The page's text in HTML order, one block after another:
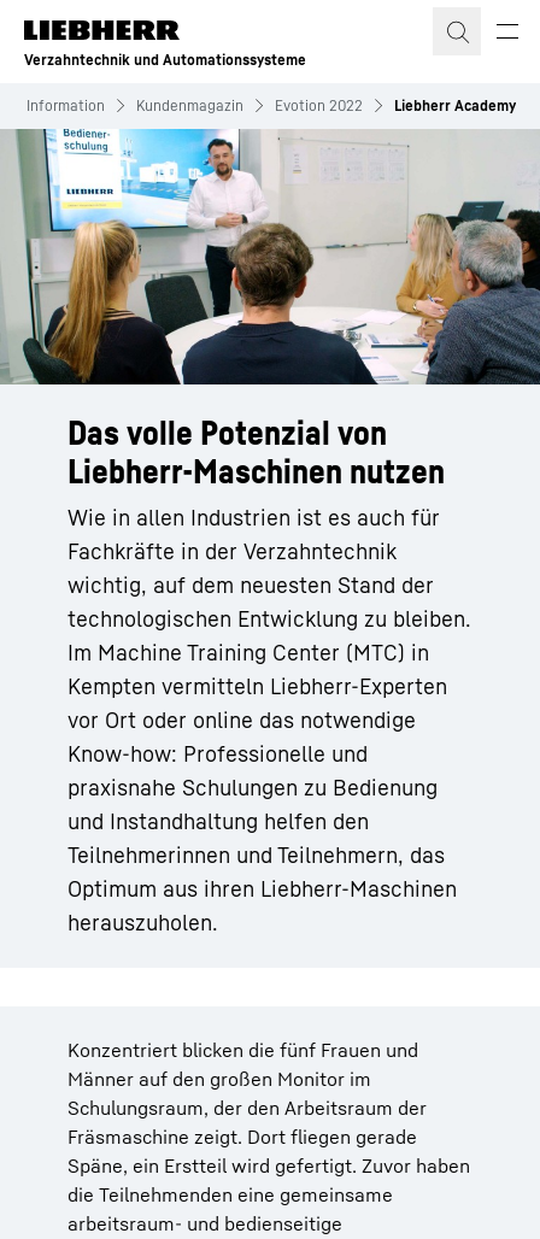
Zum Inhalt springen
Verzahntechnik und Automationssysteme
Information Kundenmagazin Evotion 2022 Liebherr Academy
Das volle Potenzial von
Liebherr-Maschinen nutzen
Wie in allen Industrien ist es auch für
Fachkräfte in der Verzahntechnik
wichtig, auf dem neuesten Stand der
technologischen Entwicklung zu bleiben.
Im Machine Training Center (MTC) in
Kempten vermitteln Liebherr-Experten
vor Ort oder online das notwendige
Know-how: Professionelle und
praxisnahe Schulungen zu Bedienung
und Instandhaltung helfen den
Teilnehmerinnen und Teilnehmern, das
Optimum aus ihren Liebherr-Maschinen
herauszuholen.
Konzentriert blicken die fünf Frauen und
Männer auf den großen Monitor im
Schulungsraum, der den Arbeitsraum der
Fräsmaschine zeigt. Dort fliegen gerade
Späne, ein Erstteil wird gefertigt. Zuvor haben
die Teilnehmenden eine gemeinsame
arbeitsraum- und bedienseitige